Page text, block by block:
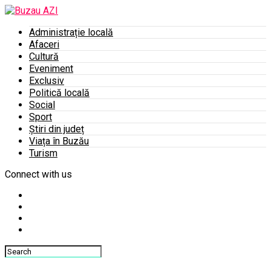
Administrație locală
Afaceri
Cultură
Eveniment
Exclusiv
Politică locală
Social
Sport
Știri din județ
Viața în Buzău
Turism
Connect with us